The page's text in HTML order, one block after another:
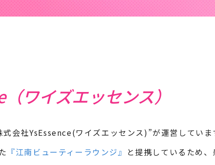
（ワイズエッセンス）
会社YsEssence(ワイズエッセンス)”が運営してい
『江南ビューティーラウンジ』 と提携しているため